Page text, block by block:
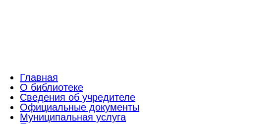
Главная
О библиотеке
Сведения об учредителе
Официальные документы
Муниципальная услуга